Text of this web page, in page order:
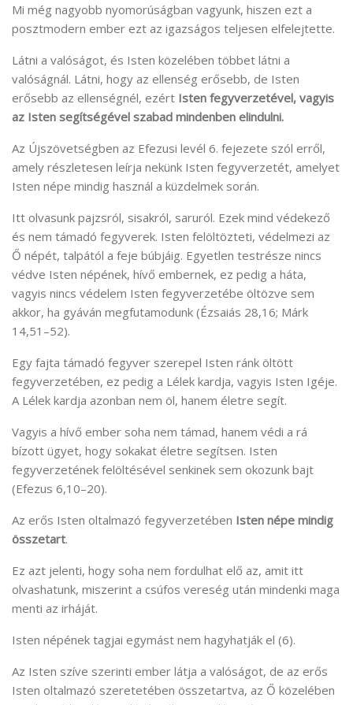
Mi még nagyobb nyomorúságban vagyunk, hiszen ezt a
posztmodern ember ezt az igazságos teljesen elfelejtette.
Látni a valóságot, és Isten közelében többet látni a
valóságnál. Látni, hogy az ellenség erősebb, de Isten
erősebb az ellenségnél, ezért Isten fegyverzetével, vagyis
az Isten segítségével szabad mindenben elindulni.
Az Újszövetségben az Efezusi levél 6. fejezete szól erről,
amely részletesen leírja nekünk Isten fegyverzetét, amelyet
Isten népe mindig használ a küzdelmek során.
Itt olvasunk pajzsról, sisakról, saruról. Ezek mind védekező
és nem támadó fegyverek. Isten felöltözteti, védelmezi az
Ő népét, talpától a feje búbjáig. Egyetlen testrésze nincs
védve Isten népének, hívő embernek, ez pedig a háta,
vagyis nincs védelem Isten fegyverzetébe öltözve sem
akkor, ha gyáván megfutamodunk (Ézsaiás 28,16; Márk
14,51–52).
Egy fajta támadó fegyver szerepel Isten ránk öltött
fegyverzetében, ez pedig a Lélek kardja, vagyis Isten Igéje.
A Lélek kardja azonban nem öl, hanem életre segít.
Vagyis a hívő ember soha nem támad, hanem védi a rá
bízott ügyet, hogy sokakat életre segítsen. Isten
fegyverzetének felöltésével senkinek sem okozunk bajt
(Efezus 6,10–20).
Az erős Isten oltalmazó fegyverzetében Isten népe mindig
összetart.
Ez azt jelenti, hogy soha nem fordulhat elő az, amit itt
olvashatunk, miszerint a csúfos vereség után mindenki maga
menti az irháját.
Isten népének tagjai egymást nem hagyhatják el (6).
Az Isten szíve szerinti ember látja a valóságot, de az erős
Isten oltalmazó szeretetében összetartva, az Ő közelében